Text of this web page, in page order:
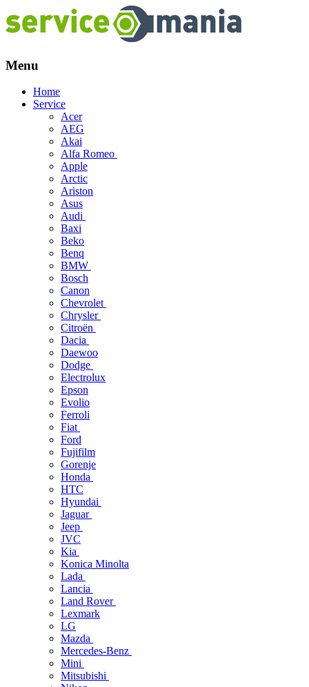
Menu
Skip
Home
Service
Acer
AEG
Akai
Alfa Romeo
Apple
Arctic
Ariston
Asus
Audi
Baxi
Beko
Benq
BMW
Bosch
Canon
Chevrolet
Chrysler
Citroën
Dacia
Daewoo
Dodge
Electrolux
Epson
Evolio
Ferroli
Fiat
Ford
Fujifilm
Gorenje
Honda
HTC
Hyundai
Jaguar
Jeep
JVC
Kia
Konica Minolta
Lada
Lancia
Land Rover
Lexmark
LG
Mazda
Mercedes-Benz
Mini
Mitsubishi